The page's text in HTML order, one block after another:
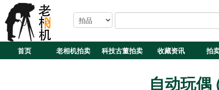
首页 老相机拍卖 科技古董拍卖 收藏资讯 拍
自动玩